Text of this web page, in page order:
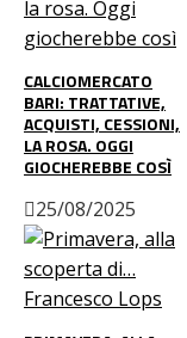
CALCIOMERCATO
BARI: TRATTATIVE,
ACQUISTI, CESSIONI,
LA ROSA. OGGI
GIOCHEREBBE COSÌ
25/08/2025